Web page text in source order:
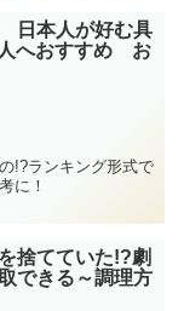
日本人が好む具
へおすすめ お
!?ランキング形式で
に！
捨てていた!?劇
できる～調理方